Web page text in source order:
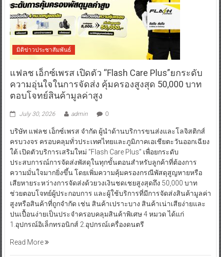
มิติข่าวประชาสัมพันธ์
แฟลช เอ็กซ์เพรส เปิดตัว “Flash Care Plus”ยกระดับ
ความอุ่นใจในการจัดส่ง คุ้มครองสูงสุด 50,000 บาท
ตอบโจทย์สินค้ามูลค่าสูง
July 30, 2026 admin 0
บริษัท แฟลช เอ็กซ์เพรส จำกัด ผู้นำด้านบริการขนส่งและโลจิสติกส์
ครบวงจร ครอบคลุมทั่วประเทศไทยและภูมิภาคเอเชียตะวันออกเฉียง
ใต้ เปิดตัวบริการเสริมใหม่ “Flash Care Plus” เพื่อยกระดับ
ประสบการณ์การจัดส่งพัสดุในทุกขั้นตอนสำหรับลูกค้าที่ต้องการ
ความมั่นใจมากยิ่งขึ้น โดยเพิ่มความคุ้มครองกรณีพัสดุสูญหายหรือ
เสียหายระหว่างการจัดส่งด้วยวงเงินชดเชยสูงสุดถึง 50,000 บาท
ช่วยตอบโจทย์ผู้ประกอบการ และผู้ใช้บริการที่มีการจัดส่งสินค้ามูลค่า
สูงหรือสินค้าที่ถูกจำกัด เช่น สินค้าเปราะบาง สินค้าเน่าเสียง่ายและ
ปนเปื้อนง่ายเป็นประจำครอบคลุมสินค้าพิเศษ 4 หมวด ได้แก่
1.อุปกรณ์อิเล็กทรอนิกส์ 2.อุปกรณ์เครื่องดนตรี
Read More